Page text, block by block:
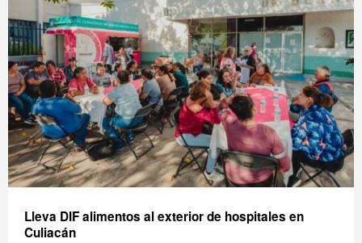
Lleva DIF alimentos al exterior de hospitales en
Culiacán